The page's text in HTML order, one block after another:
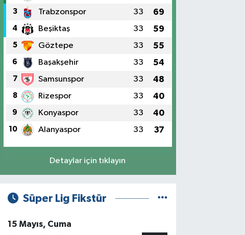
3 Trabzonspor 33 69
4 Beşiktaş 33 59
5 Göztepe 33 55
6 Başakşehir 33 54
7 Samsunspor 33 48
8 Rizespor 33 40
9 Konyaspor 33 40
10 Alanyaspor 33 37
Detaylar için tıklayın
Süper Lig Fikstür
15 Mayıs, Cuma